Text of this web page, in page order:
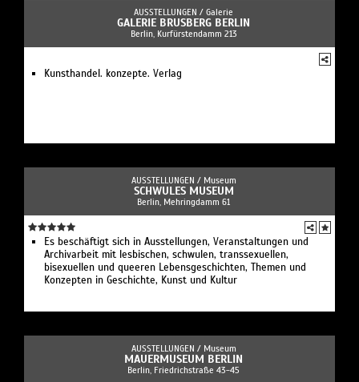
AUSSTELLUNGEN / Galerie
GALERIE BRUSBERG BERLIN
Berlin, Kurfürstendamm 213
Kunsthandel. konzepte. Verlag
AUSSTELLUNGEN / Museum
SCHWULES MUSEUM
Berlin, Mehringdamm 61
Es beschäftigt sich in Ausstellungen, Veranstaltungen und
Archivarbeit mit lesbischen, schwulen, transsexuellen,
bisexuellen und queeren Lebensgeschichten, Themen und
Konzepten in Geschichte, Kunst und Kultur
AUSSTELLUNGEN / Museum
MAUERMUSEUM BERLIN
Berlin, Friedrichstraße 43-45